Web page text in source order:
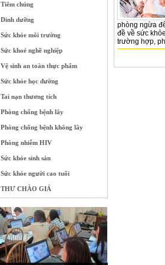
Tiêm chủng
Dinh dưỡng
Sức khỏe môi trường
Sức khoẻ nghề nghiệp
Vệ sinh an toàn thực phẩm
Sức khỏe học đường
Tai nạn thương tích
Phòng chống bệnh lây
Phòng chống bệnh không lây
Phòng nhiễm HIV
Sức khỏe sinh sản
Sức khỏe người cao tuổi
THƯ CHÀO GIÁ
phòng ngừa
đề về sức
trường hợp,